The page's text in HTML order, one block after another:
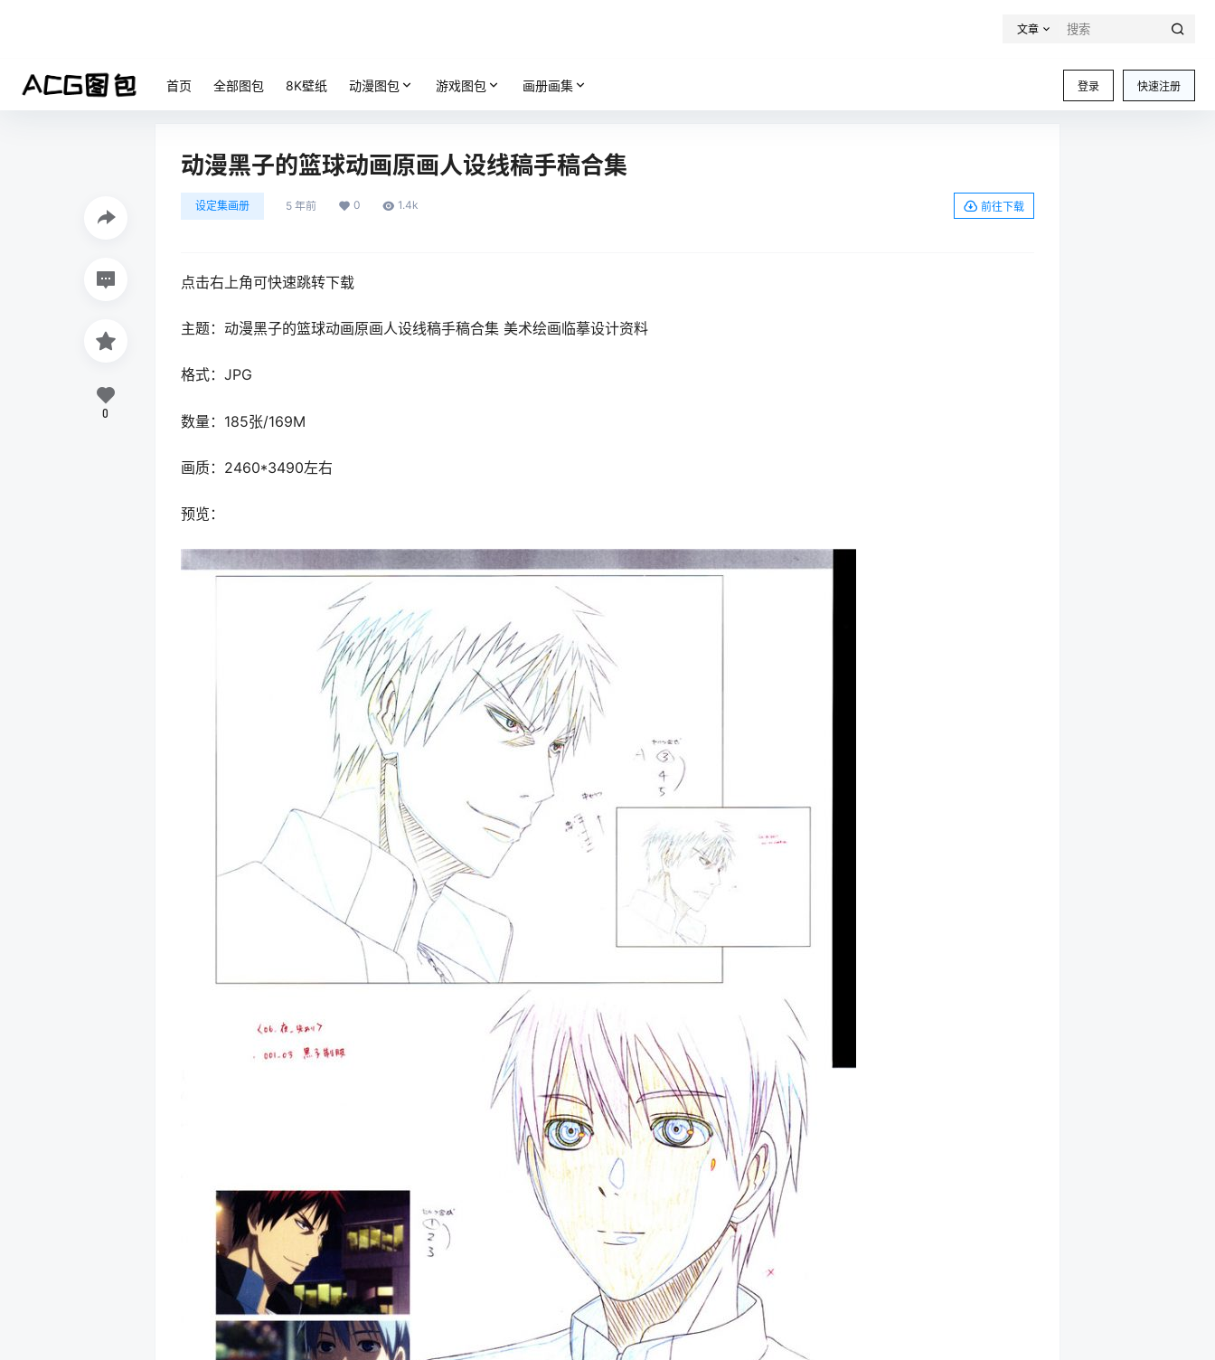
文章
登录 快速注册
首页 全部图包 8K壁纸 动漫图包 游戏图包 画册画集
动漫黑子的篮球动画原画人设线稿手稿合集
设定集画册 5 年前 0 1.4k 前往下载
点击右上角可快速跳转下载
主题：动漫黑子的篮球动画原画人设线稿手稿合集 美术绘画临摹设计资料
格式：JPG
数量：185张/169M
画质：2460*3490左右
预览：
0